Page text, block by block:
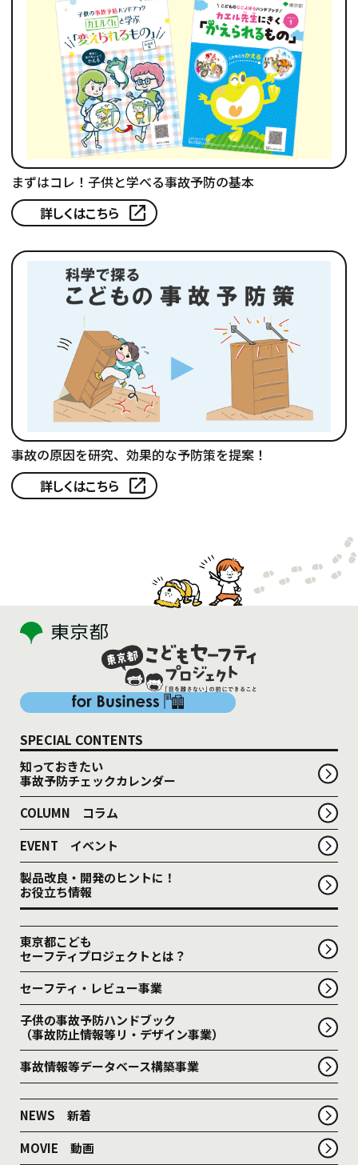
まずはコレ！子供と学べる事故予防の基本
詳しくはこちら
事故の原因を研究、効果的な予防策を提案！
詳しくはこちら
SPECIAL CONTENTS
知っておきたい
事故予防チェックカレンダー
COLUMN コラム
EVENT イベント
製品改良・開発のヒントに！
お役立ち情報
東京都こども
セーフティプロジェクトとは？
セーフティ・レビュー事業
子供の事故予防ハンドブック
（事故防止情報等リ・デザイン事業）
事故情報等データベース構築事業
NEWS 新着
MOVIE 動画